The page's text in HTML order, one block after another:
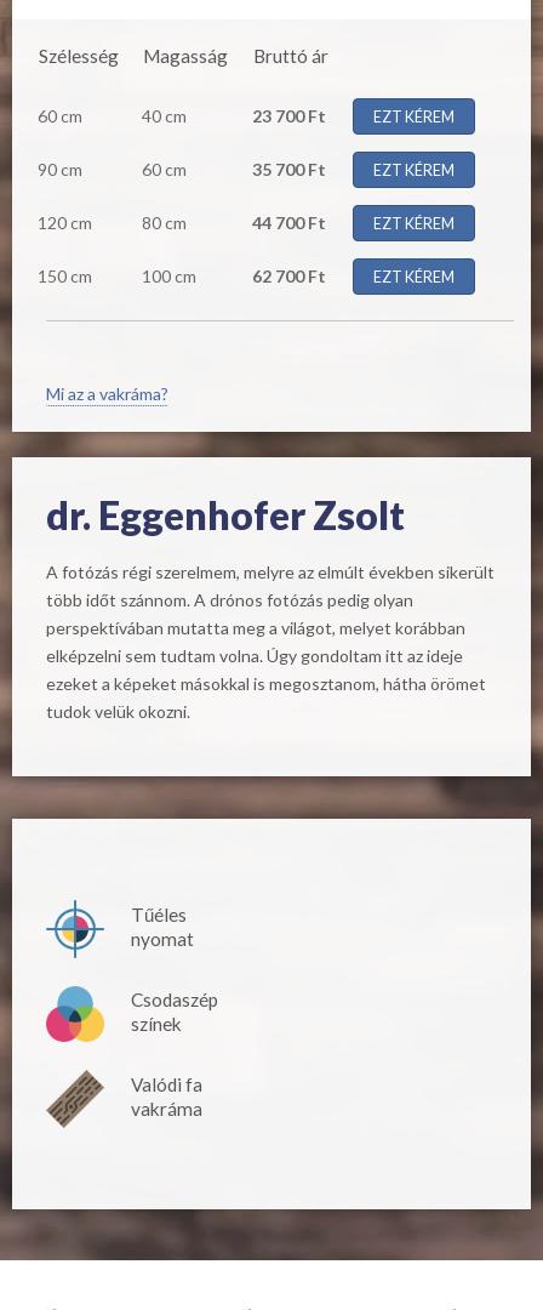
dr. Eggenhofer Zsolt
A fotózás régi szerelmem, melyre az elmúlt években sikerült
több időt szánnom. A drónos fotózás pedig olyan
perspektívában mutatta meg a világot, melyet korábban
elképzelni sem tudtam volna. Úgy gondoltam itt az ideje
ezeket a képeket másokkal is megosztanom, hátha örömet
tudok velük okozni.
Szélesség Magasság Bruttó ár
60 cm 40 cm 23 700 Ft EZT KÉREM
90 cm 60 cm 35 700 Ft EZT KÉREM
120 cm 80 cm 44 700 Ft EZT KÉREM
150 cm 100 cm 62 700 Ft EZT KÉREM
Mi az a vakráma?
Tűéles
nyomat
Csodaszép
színek
Valódi fa
vakráma